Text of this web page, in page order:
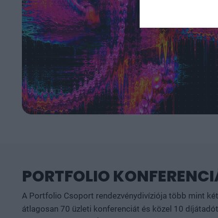
PORTFOLIO
A Portfolio Csoport rendezvénydivíziója több mint
átlagosan 70 üzleti konferenciát és közel 10